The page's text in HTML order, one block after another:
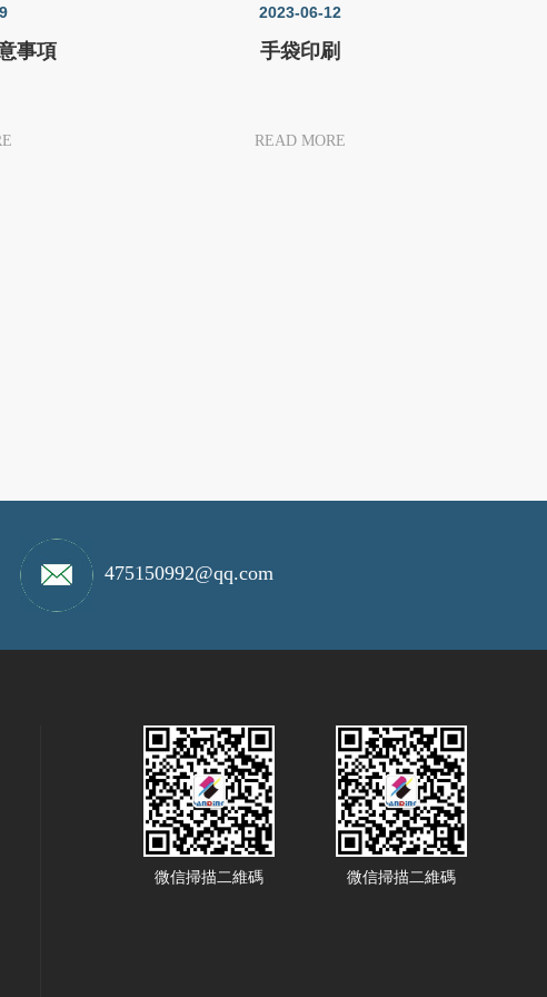
事項
2023-06-12
手袋印刷
READ MORE
475150992@qq.com
微信掃描二維碼 微信掃描二維碼